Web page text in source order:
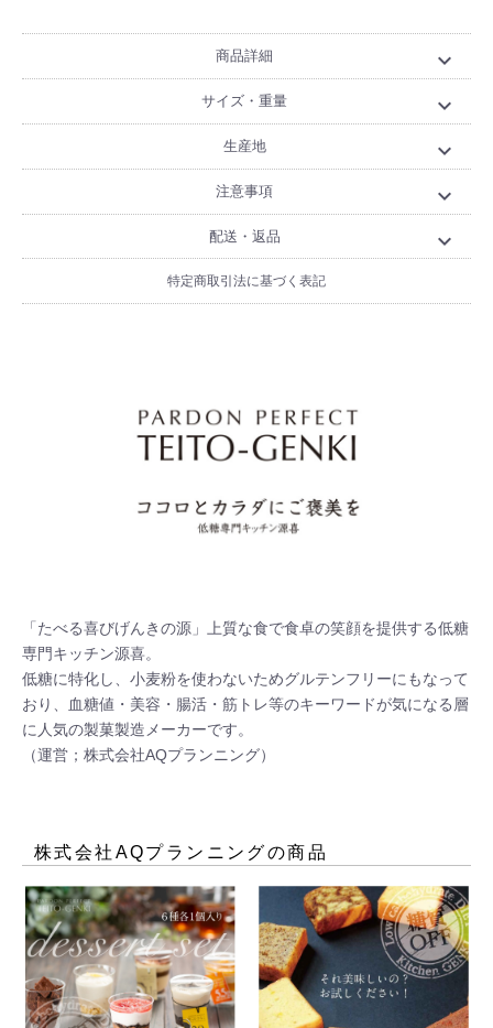
商品詳細 expand_more
サイズ・重量 expand_more
生産地 expand_more
注意事項 expand_more
配送・返品 expand_more
特定商取引法に基づく表記
「たべる喜びげんきの源」上質な食で食卓の笑顔を提供する低糖
専門キッチン源喜。
低糖に特化し、小麦粉を使わないためグルテンフリーにもなって
おり、血糖値・美容・腸活・筋トレ等のキーワードが気になる層
に人気の製菓製造メーカーです。
（運営；株式会社AQプランニング）
株式会社AQプランニングの商品